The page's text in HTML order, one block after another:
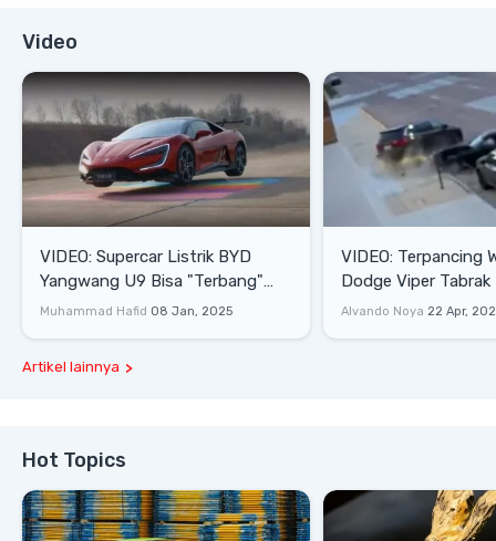
Video
VIDEO: Supercar Listrik BYD
Yangwang U9 Bisa "Terbang"
Lewati Rintangan
Muhammad Hafid 08 Jan, 2025
VIDEO: Terpancing
Dodge Viper Tabrak
Saat Burnout
Alvando Noya 22 Apr,
Artikel lainnya
Hot Topics